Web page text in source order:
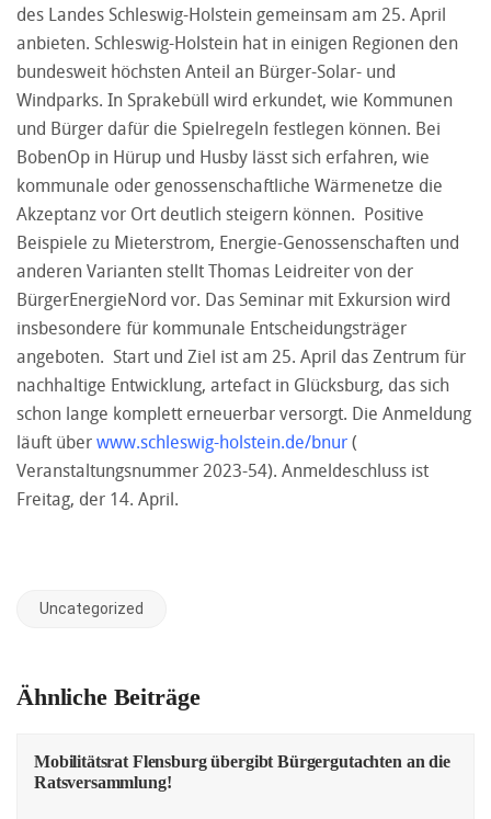
des Landes Schleswig-Holstein gemeinsam am 25. April
anbieten. Schleswig-Holstein hat in einigen Regionen den
bundesweit höchsten Anteil an Bürger-Solar- und
Windparks. In Sprakebüll wird erkundet, wie Kommunen
und Bürger dafür die Spielregeln festlegen können. Bei
BobenOp in Hürup und Husby lässt sich erfahren, wie
kommunale oder genossenschaftliche Wärmenetze die
Akzeptanz vor Ort deutlich steigern können. Positive
Beispiele zu Mieterstrom, Energie-Genossenschaften und
anderen Varianten stellt Thomas Leidreiter von der
BürgerEnergieNord vor. Das Seminar mit Exkursion wird
insbesondere für kommunale Entscheidungsträger
angeboten. Start und Ziel ist am 25. April das Zentrum für
nachhaltige Entwicklung, artefact in Glücksburg, das sich
schon lange komplett erneuerbar versorgt. Die Anmeldung
läuft überwww.schleswig-holstein.de/bnur(
Veranstaltungsnummer 2023-54). Anmeldeschluss ist
Freitag, der 14. April.
Uncategorized
Ähnliche Beiträge
Mobilitätsrat Flensburg übergibt Bürgergutachten an die
Ratsversammlung!